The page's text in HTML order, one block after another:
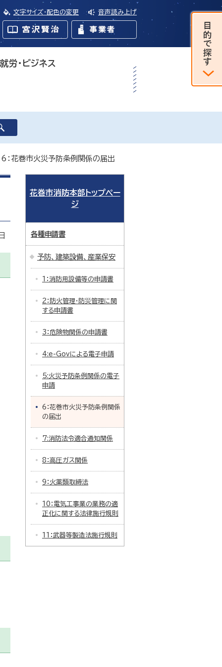
文字サイズ・配色の変更 音声読み上げ
労・ビジネス
花巻市火災予防条例関係の届出
花巻市消防本部トップペー
ジ
各種申請書
予防、建築設備、産業保安
1：消防用設備等の申請書
2：防火管理・防災管理に関
する申請書
3：危険物関係の申請書
4:e-Govによる電子申請
5:火災予防条例関係の電子
申請
6：花巻市火災予防条例関係
の届出
7:消防法令適合通知関係
8：高圧ガス関係
9：火薬類取締法
10：電気工事業の業務の適
正化に関する法律施行規則
11：武器等製造法施行規則